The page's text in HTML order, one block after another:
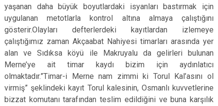
yaşanan daha büyük boyutlardaki isyanları bastırmak için
uygulanan metotlarla kontrol altına almaya çalıştığını
gösterir.Olayları defterlerdeki kayıtlardan izlemeye
çalıştığımız zaman Akçaabat Nahiyesi timarları arasında yer
alan ve Sıdıksa köyü ile Makruyalu da gelirleri bulunan
Merne’ye ait timar kaydı bizim için aydınlatıcı
olmaktadır.”Timar-i Merne nam zimmi ki Torul Kal’asını ol
virmiş” şeklindeki kayıt Torul kalesinin, Osmanlı kuvvetlerine
bizzat komutanı tarafından teslim edildiğini ve buna karşılık